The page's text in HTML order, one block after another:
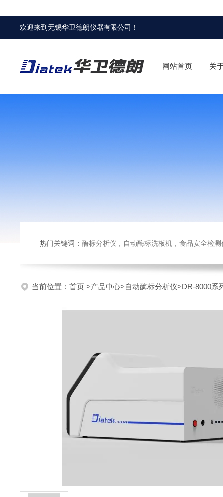
欢迎来到无锡华卫德朗仪器有限公司 ！
网站首页 关
热门关键词： 酶标分析仪，自动酶标洗板机，食品安全检测仪
当前位置： 首页 >产品中心>自动酶标分析仪>DR-8000系